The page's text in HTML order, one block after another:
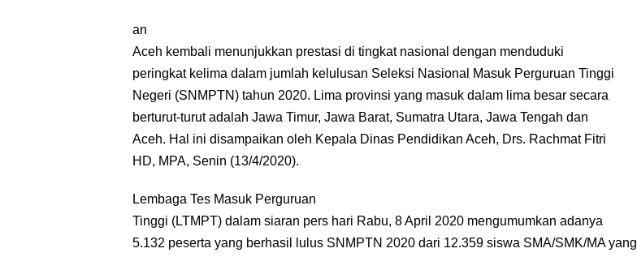
an
Aceh kembali menunjukkan prestasi di tingkat nasional dengan menduduki
peringkat kelima dalam jumlah kelulusan Seleksi Nasional Masuk Perguruan Tinggi
Negeri (SNMPTN) tahun 2020. Lima provinsi yang masuk dalam lima besar secara
berturut-turut adalah Jawa Timur, Jawa Barat, Sumatra Utara, Jawa Tengah dan
Aceh. Hal ini disampaikan oleh Kepala Dinas Pendidikan Aceh, Drs. Rachmat Fitri
HD, MPA, Senin (13/4/2020).
Lembaga Tes Masuk Perguruan
Tinggi (LTMPT) dalam siaran pers hari Rabu, 8 April 2020 mengumumkan adanya
5.132 peserta yang berhasil lulus SNMPTN 2020 dari 12.359 siswa SMA/SMK/MA yang